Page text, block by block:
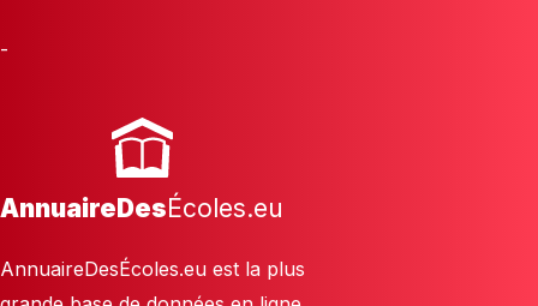
-
AnnuaireDesÉcoles.eu
AnnuaireDesÉcoles.eu est la plus